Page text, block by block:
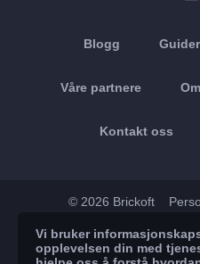
Blogg Guider
Våre partnere
Kontakt oss
© 2026 Brickoft
App Store
Vi bruker
opplevelsen din med